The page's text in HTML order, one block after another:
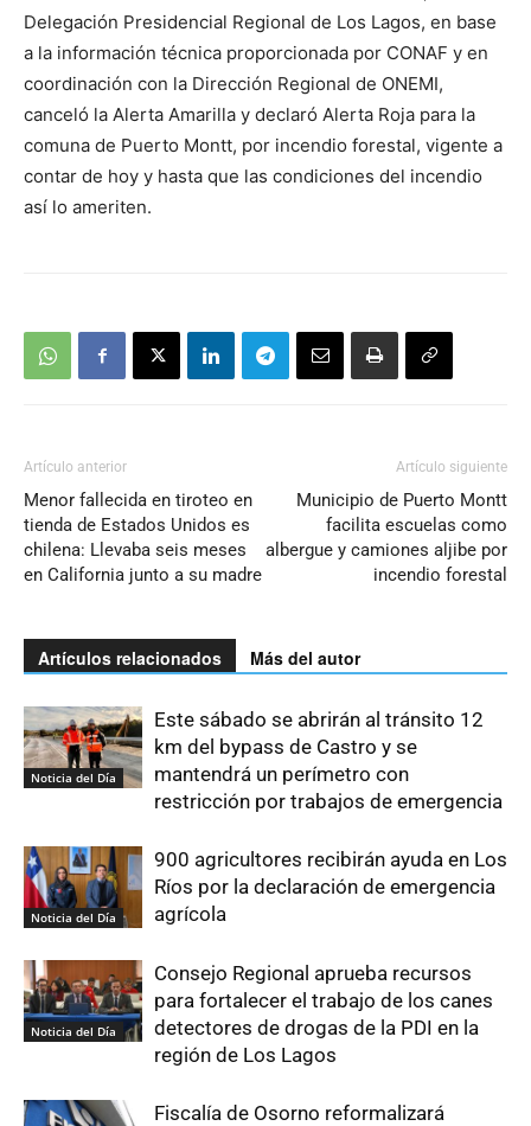
Delegación Presidencial Regional de Los Lagos, en base
a la información técnica proporcionada por CONAF y en
coordinación con la Dirección Regional de ONEMI,
canceló la Alerta Amarilla y declaró Alerta Roja para la
comuna de Puerto Montt, por incendio forestal, vigente a
contar de hoy y hasta que las condiciones del incendio
así lo ameriten.
Artículo anterior
Menor fallecida en tiroteo en
tienda de Estados Unidos es
chilena: Llevaba seis meses
en California junto a su madre
Artículo siguiente
Municipio de Puerto Montt
facilita escuelas como
albergue y camiones aljibe por
incendio forestal
Artículos relacionados Más del autor
Noticia del Día
Este sábado se abrirán al tránsito 12
km del bypass de Castro y se
mantendrá un perímetro con
restricción por trabajos de emergencia
Noticia del Día
900 agricultores recibirán ayuda en Los
Ríos por la declaración de emergencia
agrícola
Noticia del Día
Consejo Regional aprueba recursos
para fortalecer el trabajo de los canes
detectores de drogas de la PDI en la
región de Los Lagos
Fiscalía de Osorno reformalizará